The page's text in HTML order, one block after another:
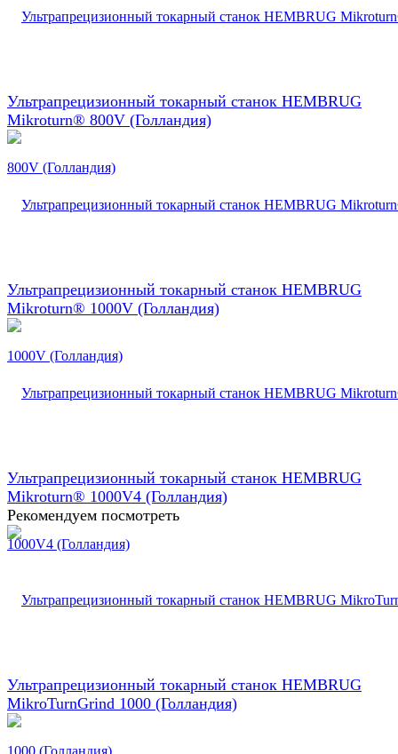
Ультрапрецизионный токарный станок HEMBRUG
Mikroturn® 800V (Голландия)
Ультрапрецизионный токарный станок HEMBRUG
Mikroturn® 1000V (Голландия)
Ультрапрецизионный токарный станок HEMBRUG
Mikroturn® 1000V4 (Голландия)
Рекомендуем посмотреть
Ультрапрецизионный токарный станок HEMBRUG
MikroTurnGrind 1000 (Голландия)